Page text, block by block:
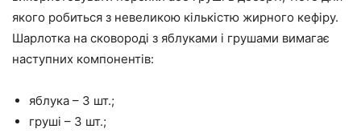
якого робиться з невеликою кількістю жирного кефіру.
Шарлотка на сковороді з яблуками і грушами вимагає
наступних компонентів:
яблука – 3 шт.;
груші – 3 шт.;